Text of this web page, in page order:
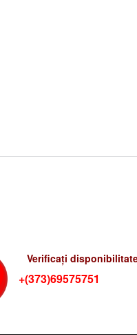
Verificați
+(373)69575751